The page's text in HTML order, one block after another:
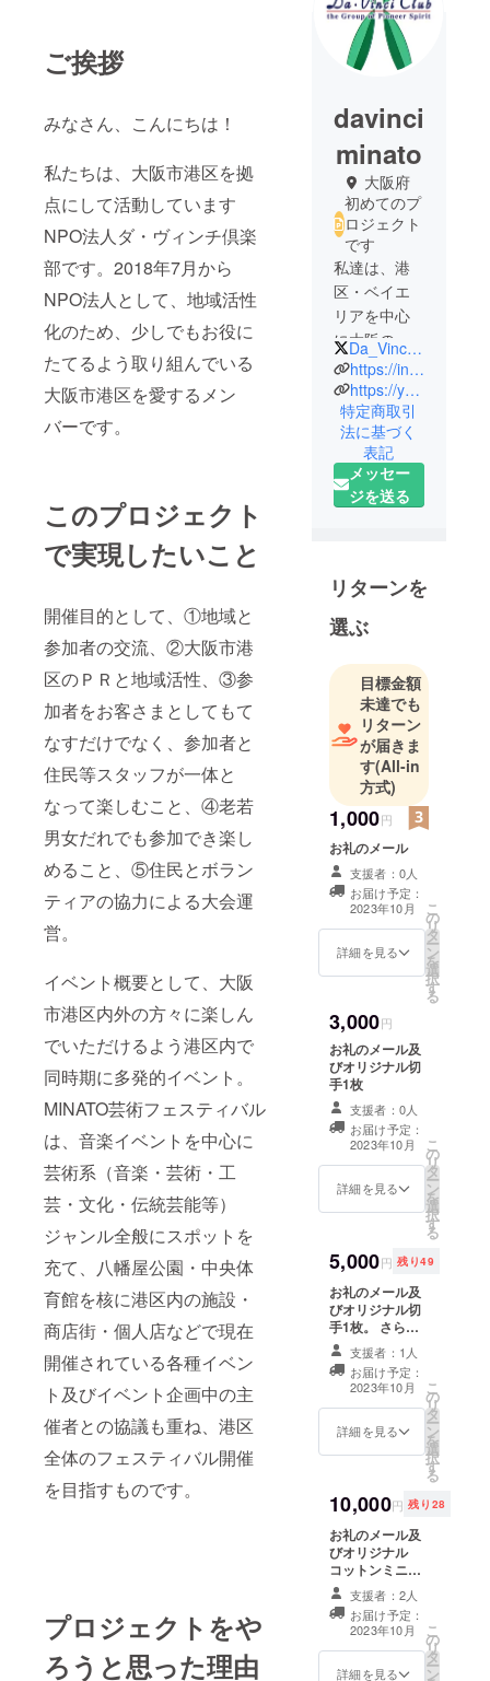
ご挨拶
みなさん、こんにちは！
私たちは、大阪市港区を拠
点にして活動しています
NPO法人ダ・ヴィンチ倶楽
部です。2018年7月から
NPO法人として、地域活性
化のため、少しでもお役に
たてるよう取り組んでいる
大阪市港区を愛するメン
バーです。
このプロジェクト
で実現したいこと
開催目的として、①地域と
参加者の交流、②大阪市港
区のＰＲと地域活性、③参
加者をお客さまとしてもて
なすだけでなく、参加者と
住民等スタッフが一体と
なって楽しむこと、④老若
男女だれでも参加でき楽し
めること、⑤住民とボラン
ティアの協力による大会運
営。
イベント概要として、大阪
市港区内外の方々に楽しん
でいただけるよう港区内で
同時期に多発的イベント。
MINATO芸術フェスティバル
は、音楽イベントを中心に
芸術系（音楽・芸術・工
芸・文化・伝統芸能等）
ジャンル全般にスポットを
充て、八幡屋公園・中央体
育館を核に港区内の施設・
商店街・個人店などで現在
開催されている各種イベン
ト及びイベント企画中の主
催者との協議も重ね、港区
全体のフェスティバル開催
を目指すものです。
プロジェクトをや
ろうと思った理由
davinci
minato
大阪府
初めてのプ
ロジェクト
です
私達は、港
区・ベイエ
リアを中心
に大阪の
「まちづく
り、経済活
動の活性」
を図り、か
つての賑わ
いある町並
みや独立を
び新規事業
支援の更な
る推進を行
年7月に設立
しました。
また、ボラ
ンティア活
動の拠点(ス
テーション)
であり発信
基地(ハブ)と
しても、多
くのボラン
ティア活動
る個人・
体、そして
地域の皆様
と共に、そ
れぞれの点
活動と平行
し、平面的
な活動を推
進する協働
ティア
ファーム」
を核に、あ
らたな「ヒ
ト・モノ・
コト」を生
み出す原動
力となり、
域活性化の
種を創出す
るためのプ
ロジェクト
の構築や地
域の方々が
楽しでいた
Da_Vinci_minato
https://instagram.com/da_vinci_minato?igshid=OGQ5ZDc2ODk2ZA==
https://youtube.com/@user-rm9td1ls2x
特定商取引
法に基づく
表記
メッセー
ジを送る
リターンを
選ぶ
目標金額
未達でも
リターン
が届きま
す(All-in
方式)
1,000円
お礼のメール
支援者：0人
お届け予定：
2023年10月
詳細を見る
こ
の
リ
タ
ー
ン
を
選
択
す
る
3,000円
お礼のメール及
びオリジナル切
手1枚
支援者：0人
お届け予定：
2023年10月
詳細を見る
こ
の
リ
タ
ー
ン
を
選
択
す
る
5,000円 残り49
お礼のメール及
びオリジナル切
手1枚。 さらに
イベント動画へ
の協賛者リスト
に乗ります。 リ
スト掲載サイズ
は相対的に小さ
くなります。 サ
れるお名前をご
記入ください。
支援者：1人
お届け予定：
2023年10月
詳細を見る
こ
の
リ
タ
ー
ン
を
選
択
す
る
10,000円 残り28
お礼のメール及
びオリジナル
コットンミニ
バッグ さらにイ
ベント動画への
協賛者リストに
乗ります。 リス
ト掲載サイズは
相対的に中程度
支援者：2人
お届け予定：
2023年10月
詳細を見る
こ
の
リ
タ
ー
ン